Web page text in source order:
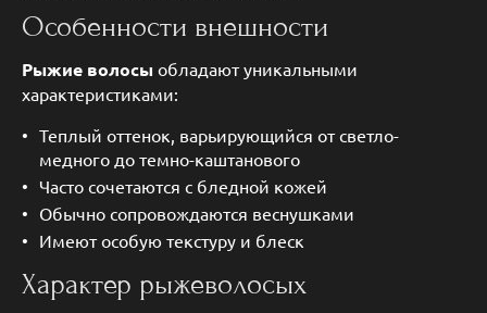
Особенности внешности
Рыжие волосы обладают уникальными
характеристиками:
Теплый оттенок, варьирующийся от светло-
медного до темно-каштанового
Часто сочетаются с бледной кожей
Обычно сопровождаются веснушками
Имеют особую текстуру и блеск
Характер рыжеволосых